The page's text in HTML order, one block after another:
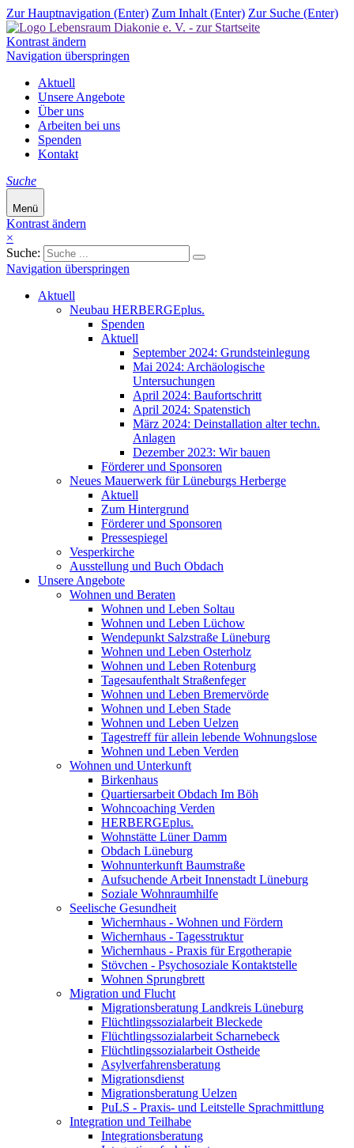
Zur Hauptnavigation (Enter) Zum Inhalt (Enter) Zur Suche (Enter)
Kontrast ändern
Navigation überspringen
Aktuell
Unsere Angebote
Über uns
Arbeiten bei uns
Spenden
Kontakt
Suche
Menü
Kontrast ändern
×
Suche:
Navigation überspringen
Aktuell
Neubau HERBERGEplus.
Spenden
Aktuell
September 2024: Grundsteinlegung
Mai 2024: Archäologische
Untersuchungen
April 2024: Baufortschritt
April 2024: Spatenstich
März 2024: Deinstallation alter techn.
Anlagen
Dezember 2023: Wir bauen
Förderer und Sponsoren
Neues Mauerwerk für Lüneburgs Herberge
Aktuell
Zum Hintergrund
Förderer und Sponsoren
Pressespiegel
Vesperkirche
Ausstellung und Buch Obdach
Unsere Angebote
Wohnen und Beraten
Wohnen und Leben Soltau
Wohnen und Leben Lüchow
Wendepunkt Salzstraße Lüneburg
Wohnen und Leben Osterholz
Wohnen und Leben Rotenburg
Tagesaufenthalt Straßenfeger
Wohnen und Leben Bremervörde
Wohnen und Leben Stade
Wohnen und Leben Uelzen
Tagestreff für allein lebende Wohnungslose
Wohnen und Leben Verden
Wohnen und Unterkunft
Birkenhaus
Quartiersarbeit Obdach Im Böh
Wohncoaching Verden
HERBERGEplus.
Wohnstätte Lüner Damm
Obdach Lüneburg
Wohnunterkunft Baumstraße
Aufsuchende Arbeit Innenstadt Lüneburg
Soziale Wohnraumhilfe
Seelische Gesundheit
Wichernhaus - Wohnen und Fördern
Wichernhaus - Tagesstruktur
Wichernhaus - Praxis für Ergotherapie
Stövchen - Psychosoziale Kontaktstelle
Wohnen Sprungbrett
Migration und Flucht
Migrationsberatung Landkreis Lüneburg
Flüchtlingssozialarbeit Bleckede
Flüchtlingssozialarbeit Scharnebeck
Flüchtlingssozialarbeit Ostheide
Asylverfahrensberatung
Migrationsdienst
Migrationsberatung Uelzen
PuLS - Praxis- und Leitstelle Sprachmittlung
Integration und Teilhabe
Integrationsberatung